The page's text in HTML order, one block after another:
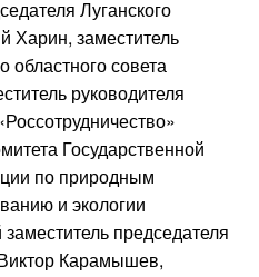
Луганского
Харин, заместитель
областного совета
руководителя
Государственной
по природным
и экологии
председателя
Карамышев,